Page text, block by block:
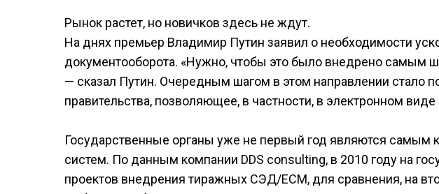
Рынок растет, но новичков здесь не ждут.
На днях премьер Владимир Путин заявил о необходимости
документооборота. «Нужно, чтобы это было внедрено самым
— сказал Путин. Очередным шагом в этом направлении стало
правительства, позволяющее, в частности, в электронном
Государственные органы уже не первый год являются
систем. По данным компании DDS consulting, в 2010 году на
проектов внедрения тиражных СЭД/ЕСМ, для сравнения, на